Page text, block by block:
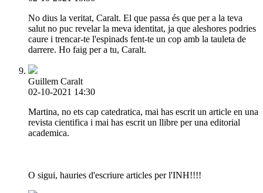
No dius la veritat, Caralt. El que passa és que per a la teva
salut no puc revelar la meva identitat, ja que aleshores podries
caure i trencar-te l'espinads fent-te un cop amb la tauleta de
darrere. Ho faig per a tu, Caralt.
Guillem Caralt
02-10-2021 14:30
Martina, no ets cap catedratica, mai has escrit un article en una
revista cientifica i mai has escrit un llibre per una editorial
academica.
O sigui, hauries d'escriure articles per l'INH!!!!